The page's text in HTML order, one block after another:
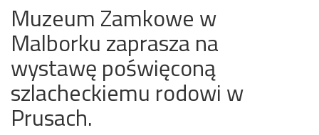
Muzeum Zamkowe w
Malborku zaprasza na
wystawę poświęconą
szlacheckiemu rodowi w
Prusach.